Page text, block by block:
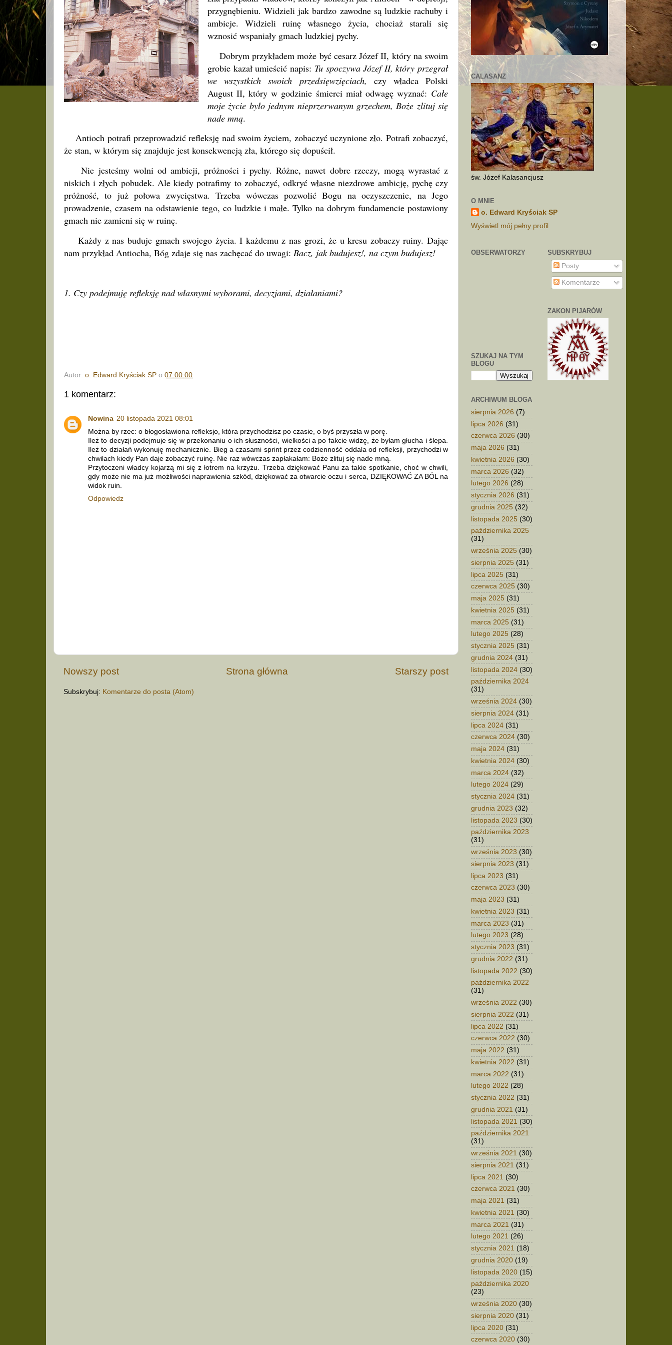
przygnębieniu. Widzieli jak bardzo zawodne są ludzkie rachuby i
ambicje. Widzieli ruinę własnego życia, chociaż starali się
wznosić wspaniały gmach ludzkiej pychy.
Dobrym przykładem może być cesarz Józef II, który na swoim
grobie kazał umieścić napis: Tu spoczywa Józef II, który przegrał
we wszystkich swoich przedsięwzięciach, czy władca Polski
August II, który w godzinie śmierci miał odwagę wyznać: Całe
moje życie było jednym nieprzerwanym grzechem, Boże zlituj się
nade mną.
Antioch potrafi przeprowadzić refleksję nad swoim życiem, zobaczyć uczynione zło. Potrafi zobaczyć,
że stan, w którym się znajduje jest konsekwencją zła, którego się dopuścił.
Nie jesteśmy wolni od ambicji, próżności i pychy. Różne, nawet dobre rzeczy, mogą wyrastać z
niskich i złych pobudek. Ale kiedy potrafimy to zobaczyć, odkryć własne niezdrowe ambicję, pychę czy
próżność, to już połowa zwycięstwa. Trzeba wówczas pozwolić Bogu na oczyszczenie, na Jego
prowadzenie, czasem na odstawienie tego, co ludzkie i małe. Tylko na dobrym fundamencie postawiony
gmach nie zamieni się w ruinę.
Każdy z nas buduje gmach swojego życia. I każdemu z nas grozi, że u kresu zobaczy ruiny. Dając
nam przykład Antiocha, Bóg zdaje się nas zachęcać do uwagi: Bacz, jak budujesz!, na czym budujesz!
1. Czy podejmuję refleksję nad własnymi wyborami, decyzjami, działaniami?
Autor: o. Edward Kryściak SP o 07:00:00
1 komentarz:
Nowina 20 listopada 2021 08:01
Można by rzec: o błogosławiona refleksjo, która przychodzisz po czasie, o byś przyszła w porę.
Ileż to decyzji podejmuje się w przekonaniu o ich słuszności, wielkości a po fakcie widzę, że byłam głucha i ślepa.
Ileż to działań wykonuję mechanicznie. Bieg a czasami sprint przez codzienność oddala od refleksji, przychodzi w
chwilach kiedy Pan daje zobaczyć ruinę. Nie raz wówczas zapłakałam: Boże zlituj się nade mną.
Przytoczeni władcy kojarzą mi się z łotrem na krzyżu. Trzeba dziękować Panu za takie spotkanie, choć w chwili,
gdy może nie ma już możliwości naprawienia szkód, dziękować za otwarcie oczu i serca, DZIĘKOWAĆ ZA BÓL na
widok ruin.
Odpowiedz
Nowszy post Starszy post
Strona główna
Subskrybuj: Komentarze do posta (Atom)
CALASANZ
św. Józef Kalasancjusz
O MNIE
o. Edward Kryściak SP
Wyświetl mój pełny profil
OBSERWATORZY
SZUKAJ NA TYM
BLOGU
ARCHIWUM BLOGA
sierpnia 2026 (7)
lipca 2026 (31)
czerwca 2026 (30)
maja 2026 (31)
kwietnia 2026 (30)
marca 2026 (32)
lutego 2026 (28)
stycznia 2026 (31)
grudnia 2025 (32)
listopada 2025 (30)
października 2025
(31)
września 2025 (30)
sierpnia 2025 (31)
lipca 2025 (31)
czerwca 2025 (30)
maja 2025 (31)
kwietnia 2025 (31)
marca 2025 (31)
lutego 2025 (28)
stycznia 2025 (31)
grudnia 2024 (31)
listopada 2024 (30)
października 2024
(31)
września 2024 (30)
sierpnia 2024 (31)
lipca 2024 (31)
czerwca 2024 (30)
maja 2024 (31)
kwietnia 2024 (30)
marca 2024 (32)
lutego 2024 (29)
stycznia 2024 (31)
grudnia 2023 (32)
listopada 2023 (30)
października 2023
(31)
września 2023 (30)
sierpnia 2023 (31)
lipca 2023 (31)
czerwca 2023 (30)
maja 2023 (31)
kwietnia 2023 (31)
marca 2023 (31)
lutego 2023 (28)
stycznia 2023 (31)
grudnia 2022 (31)
listopada 2022 (30)
października 2022
(31)
września 2022 (30)
sierpnia 2022 (31)
lipca 2022 (31)
czerwca 2022 (30)
maja 2022 (31)
kwietnia 2022 (31)
marca 2022 (31)
lutego 2022 (28)
stycznia 2022 (31)
grudnia 2021 (31)
listopada 2021 (30)
października 2021
(31)
września 2021 (30)
sierpnia 2021 (31)
lipca 2021 (30)
czerwca 2021 (30)
maja 2021 (31)
kwietnia 2021 (30)
marca 2021 (31)
lutego 2021 (26)
stycznia 2021 (18)
grudnia 2020 (19)
listopada 2020 (15)
października 2020
(23)
września 2020 (30)
sierpnia 2020 (31)
lipca 2020 (31)
czerwca 2020 (30)
SUBSKRYBUJ
Posty
Komentarze
ZAKON PIJARÓW